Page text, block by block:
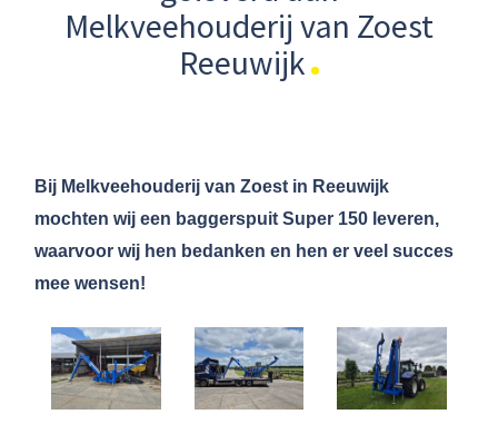
Melkveehouderij van Zoest
Reeuwijk
Bij Melkveehouderij van Zoest in Reeuwijk
mochten wij een baggerspuit Super 150 leveren,
waarvoor wij hen bedanken en hen er veel succes
mee wensen!